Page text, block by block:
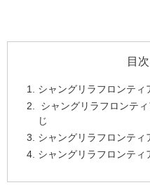
目次
シャングリラフロンティ
シャングリラフロンテ
じ
シャングリラフロンテ
シャングリラフロンテ